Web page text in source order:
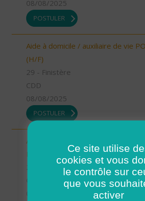
08/08/2025
POSTULER
Aide à domicile / auxiliaire de vie
(H/F)
29 - Finistère
CDD
08/08/2025
POSTULER
Aide à domicile - CDD Août/
Renan (H/F)
29 - Finistère
Ce site utilise
cookies et vous
le contrôle sur
que vous
activer